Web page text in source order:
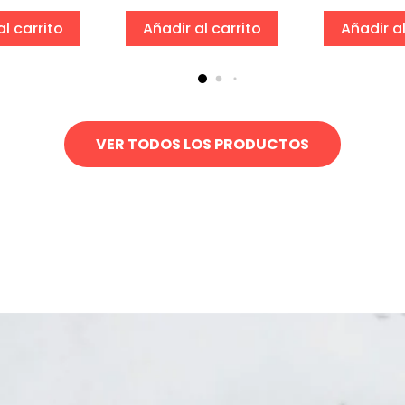
carrito Añadir al carrito Añadir
VER TODOS LOS PRODUCTOS